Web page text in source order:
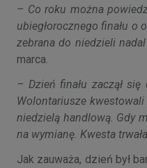
– Co roku można
ubiegłorocznego finału o
zebrana do niedzieli
marca.
– Dzień finału zaczął
Wolontariusze
niedzielą handlową. Gdy
na wymianę. Kwesta
Jak zauważa, dzień był